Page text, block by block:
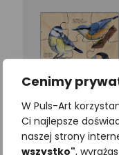
Cenimy
W Puls-Art
Ci najlepsze
naszej strony
wszystko",